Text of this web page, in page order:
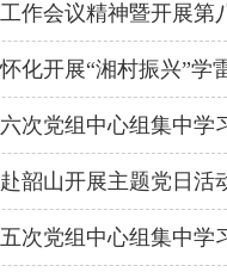
作会议精神暨开展第
化开展“湘村振兴”学
次党组中心组集中学
韶山开展主题党日活
次党组中心组集中学